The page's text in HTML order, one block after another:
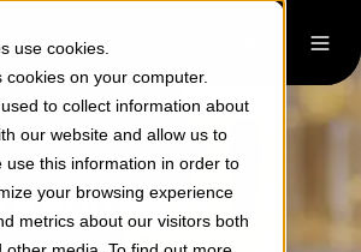
use cookies.
on your computer.
to collect information about
our website and allow us to
use this information in order to
your browsing experience
metrics about our visitors both
somos?